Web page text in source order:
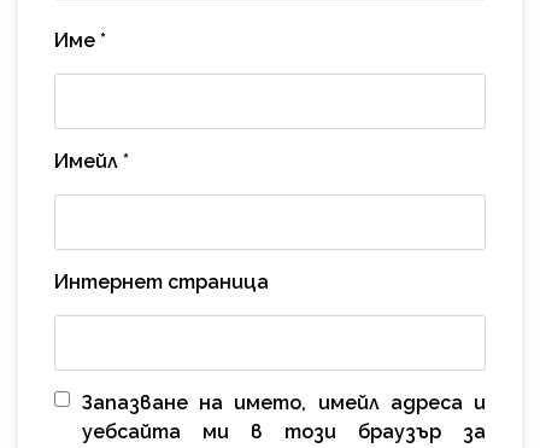
Име *
Имейл *
Интернет страница
Запазване на името, имейл адреса и
уебсайта ми в този браузър за